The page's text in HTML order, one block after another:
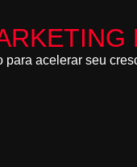
acelerar seu